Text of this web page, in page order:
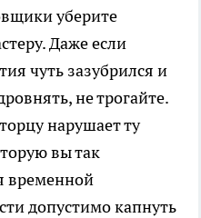
уберите
Даже если
чуть зазубрился и
не трогайте.
нарушает ту
вы так
временной
допустимо капнуть